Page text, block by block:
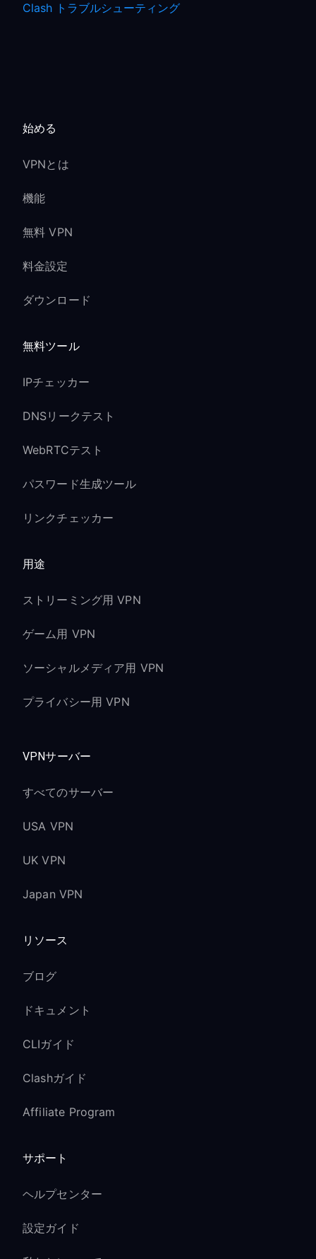
Clash トラブルシューティング
始める
VPNとは
機能
無料 VPN
料金設定
ダウンロード
無料ツール
IPチェッカー
DNSリークテスト
WebRTCテスト
パスワード生成ツール
リンクチェッカー
用途
ストリーミング用 VPN
ゲーム用 VPN
ソーシャルメディア用 VPN
プライバシー用 VPN
VPNサーバー
すべてのサーバー
USA VPN
UK VPN
Japan VPN
リソース
ブログ
ドキュメント
CLIガイド
Clashガイド
Affiliate Program
サポート
ヘルプセンター
設定ガイド